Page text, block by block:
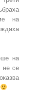
на
на
не се